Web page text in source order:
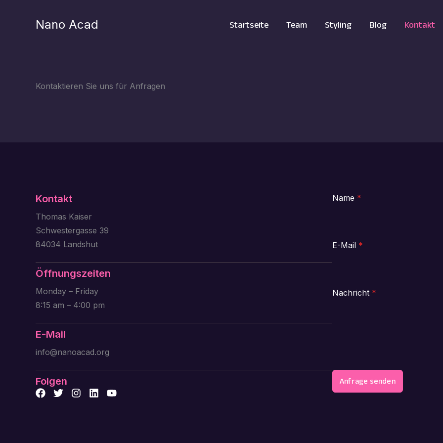
Nano Acad Startseite Team Styling Blog Kontakt
Kontaktieren Sie uns für Anfragen
Kontakt
Thomas Kaiser
Schwestergasse 39
84034 Landshut
Öffnungszeiten
Monday – Friday
8:15 am – 4:00 pm
E-Mail
info@nanoacad.org
Folgen
Name *
E-Mail *
Nachricht *
Anfrage senden